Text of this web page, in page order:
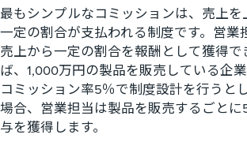
最もシンプルなコミッションは、売上を
一定の割合が支払われる制度です。営業
売上から一定の割合を報酬として獲得で
ば、1,000万円の製品を販売している企業
コミッション率5％で制度設計を行うと
場合、営業担当は製品を販売するごと
与を獲得します。